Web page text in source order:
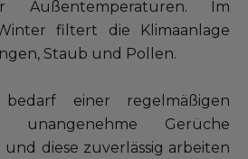
Außentemperaturen. Im
filtert die Klimaanlage
Staub und Pollen.
bedarf einer regelmäßigen
unangenehme Gerüche
diese zuverlässig arbeiten